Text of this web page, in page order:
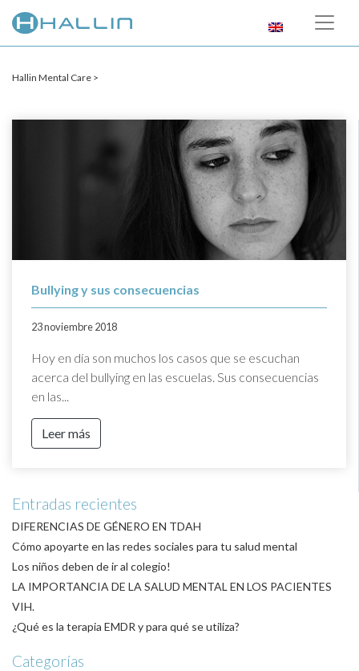
Hallin Mental Care >
Bullying y sus consecuencias
23 noviembre 2018
Hoy en día son muchos los casos que se escuchan
acerca del bullying en las escuelas. Sus consecuencias
en las...
Leer más
Entradas recientes
DIFERENCIAS DE GÉNERO EN TDAH
Cómo apoyarte en las redes sociales para tu salud mental
Los niños deben de ir al colegio!
LA IMPORTANCIA DE LA SALUD MENTAL EN LOS PACIENTES
VIH.
¿Qué es la terapia EMDR y para qué se utiliza?
Categorías